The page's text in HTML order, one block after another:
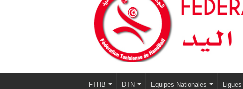
FTHB DTN Equipes Nationales Ligues